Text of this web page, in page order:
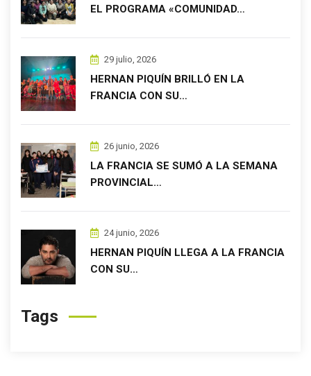
EL PROGRAMA «COMUNIDAD…
29 julio, 2026
HERNAN PIQUÍN BRILLÓ EN LA
FRANCIA CON SU…
26 junio, 2026
LA FRANCIA SE SUMÓ A LA SEMANA
PROVINCIAL…
24 junio, 2026
HERNAN PIQUÍN LLEGA A LA FRANCIA
CON SU…
Tags